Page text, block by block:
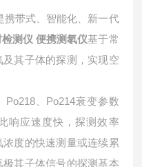
携带式、智能化、新一代
测仪 便携测氡仪基于常
其子体的探测，实现空
、Po214衰变参数
响应速度快，探测效率
度的快速测量或连续累
其子体信号的探测基本